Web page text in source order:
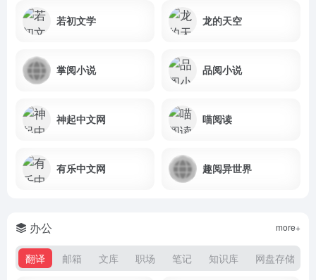
若初文学 龙的天空
掌阅小说 品阅小说
神起中文网 喵阅读
有乐中文网 趣阅异世界
办公
翻译 邮箱 文库 职场 笔记 知识库 网盘存储
more+